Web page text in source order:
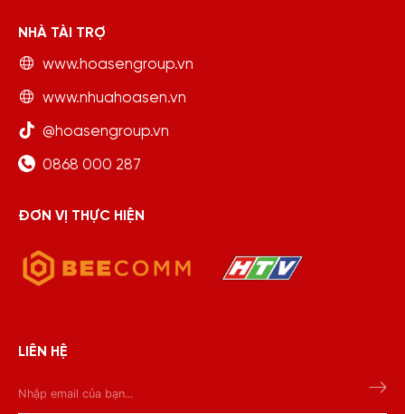
NHÀ TÀI TRỢ
www.hoasengroup.vn
www.nhuahoasen.vn
@hoasengroup.vn
0868 000 287
ĐƠN VỊ THỰC HIỆN
LIÊN HỆ